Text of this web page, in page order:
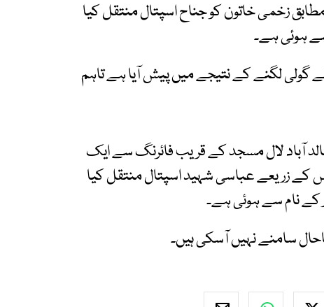
زخمی خاتون کو جناح اسپتال منتقل کیا
گولی لگنے کے نتیجے میں پیش آیا ہے تاہم
آباد لال مسجد کے قریب فائرنگ سے ایک
زریعے عباسی شہید اسپتال منتقل کیا
سامنے نہیں آسکی ہیں۔